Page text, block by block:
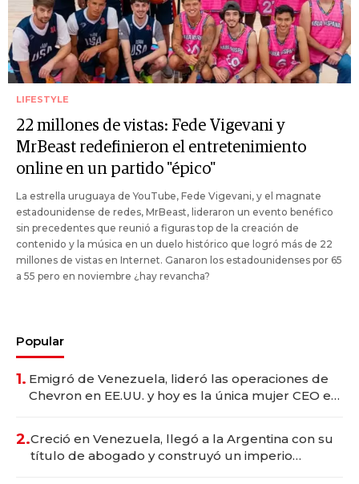
LIFESTYLE
22 millones de vistas: Fede Vigevani y
MrBeast redefinieron el entretenimiento
online en un partido "épico"
La estrella uruguaya de YouTube, Fede Vigevani, y el magnate
estadounidense de redes, MrBeast, lideraron un evento benéfico
sin precedentes que reunió a figuras top de la creación de
contenido y la música en un duelo histórico que logró más de 22
millones de vistas en Internet. Ganaron los estadounidenses por 65
a 55 pero en noviembre ¿hay revancha?
Popular
1. Emigró de Venezuela, lideró las operaciones de
Chevron en EE.UU. y hoy es la única mujer CEO en
2.Creció en Venezuela, llegó a la Argentina con su
título de abogado y construyó un imperio